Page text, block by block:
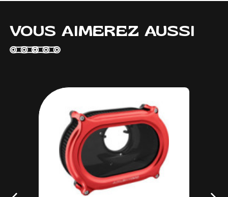
VOUS AIMEREZ AUSSI